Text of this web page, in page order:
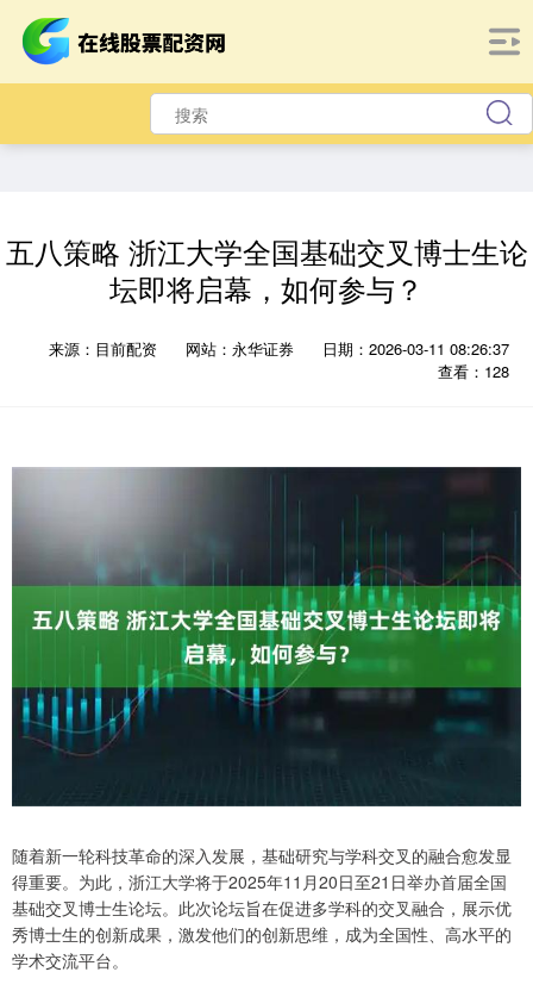
五八策略 浙江大学全国基础交叉博士生论
坛即将启幕，如何参与？
来源：目前配资 网站：永华证券
日期：2026-03-11 08:26:37
查看：128
随着新一轮科技革命的深入发展，基础研究与学科交叉的融合愈发显
得重要。为此，浙江大学将于2025年11月20日至21日举办首届全国
基础交叉博士生论坛。此次论坛旨在促进多学科的交叉融合，展示优
秀博士生的创新成果，激发他们的创新思维，成为全国性、高水平的
学术交流平台。